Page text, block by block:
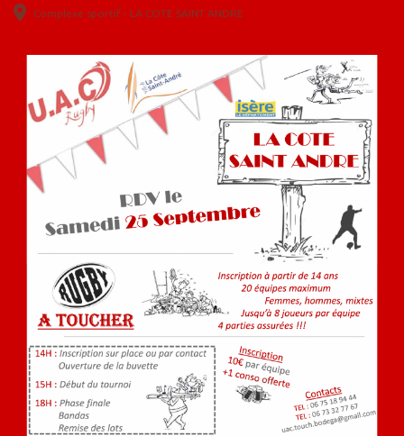
Complexe sportif - LA COTE SAINT ANDRE